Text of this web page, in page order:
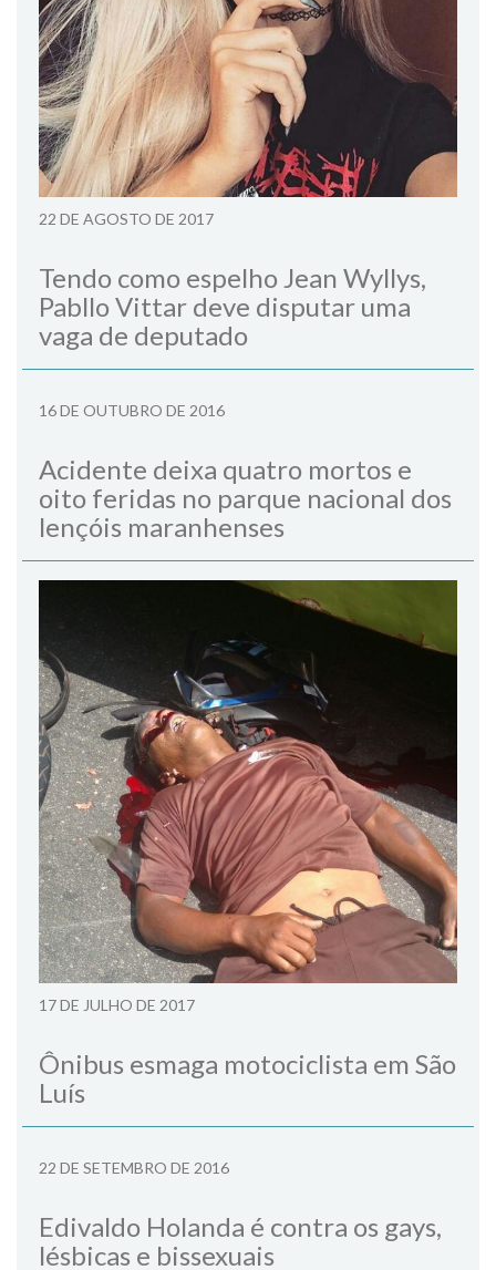
22 DE AGOSTO DE 2017
Tendo como espelho Jean Wyllys,
Pabllo Vittar deve disputar uma
vaga de deputado
16 DE OUTUBRO DE 2016
Acidente deixa quatro mortos e
oito feridas no parque nacional dos
lençóis maranhenses
17 DE JULHO DE 2017
Ônibus esmaga motociclista em São
Luís
22 DE SETEMBRO DE 2016
Edivaldo Holanda é contra os gays,
lésbicas e bissexuais